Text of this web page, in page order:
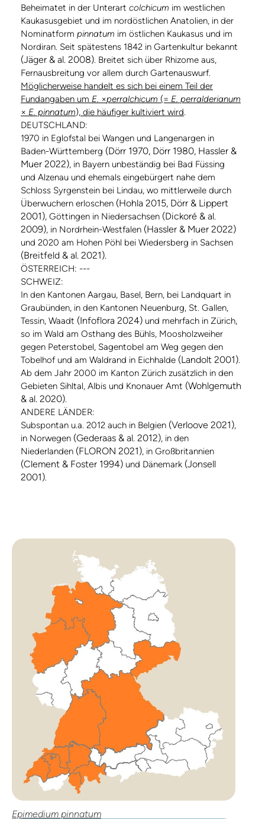
Beheimatet in der Unterart colchicum im westlichen
Kaukasusgebiet und im nordöstlichen Anatolien, in der
Nominatform pinnatum im östlichen Kaukasus und im
Nordiran. Seit spätestens 1842 in Gartenkultur bekannt
(Jäger & al. 2008). Breitet sich über Rhizome aus,
Fernausbreitung vor allem durch Gartenauswurf.
Möglicherweise handelt es sich bei einem Teil der
Fundangaben um E. ×perralchicum (= E. perralderianum
× E. pinnatum), die häufiger kultiviert wird.
DEUTSCHLAND:
1970 in Eglofstal bei Wangen und Langenargen in
Baden-Württemberg (Dörr 1970, Dörr 1980, Hassler &
Muer 2022), in Bayern unbeständig bei Bad Füssing
und Alzenau und ehemals eingebürgert nahe dem
Schloss Syrgenstein bei Lindau, wo mittlerweile durch
Überwuchern erloschen (Hohla 2015, Dörr & Lippert
2001), Göttingen in Niedersachsen (Dickoré & al.
2009), in Nordrhein-Westfalen (Hassler & Muer 2022)
und 2020 am Hohen Pöhl bei Wiedersberg in Sachsen
(Breitfeld & al. 2021).
ÖSTERREICH: ---
SCHWEIZ:
In den Kantonen Aargau, Basel, Bern, bei Landquart in
Graubünden, in den Kantonen Neuenburg, St. Gallen,
Tessin, Waadt (Infoflora 2024) und mehrfach in Zürich,
so im Wald am Osthang des Bühls, Moosholzweiher
gegen Peterstobel, Sagentobel am Weg gegen den
Tobelhof und am Waldrand in Eichhalde (Landolt 2001).
Ab dem Jahr 2000 im Kanton Zürich zusätzlich in den
Gebieten Sihltal, Albis und Knonauer Amt (Wohlgemuth
& al. 2020).
ANDERE LÄNDER:
Subspontan u.a. 2012 auch in Belgien (Verloove 2021),
in Norwegen (Gederaas & al. 2012), in den
Niederlanden (FLORON 2021), in Großbritannien
(Clement & Foster 1994) und Dänemark (Jonsell
2001).
Epimedium pinnatum